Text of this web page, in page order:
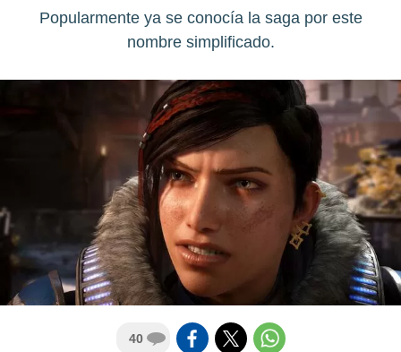
Popularmente ya se conocía la saga por este
nombre simplificado.
40